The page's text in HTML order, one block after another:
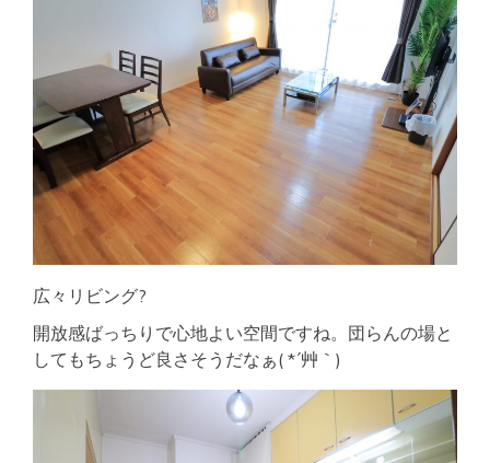
広々リビング?
開放感ばっちりで心地よい空間ですね。団らんの場と
してもちょうど良さそうだなぁ( *´艸｀)